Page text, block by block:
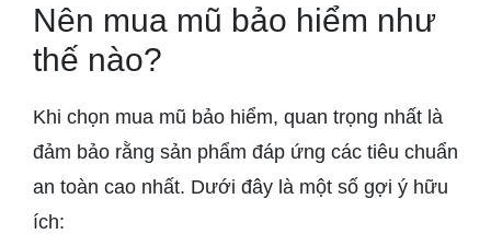
Nên mua mũ bảo hiểm như
thế nào?
Khi chọn mua mũ bảo hiểm, quan trọng nhất là
đảm bảo rằng sản phẩm đáp ứng các tiêu chuẩn
an toàn cao nhất. Dưới đây là một số gợi ý hữu
ích: